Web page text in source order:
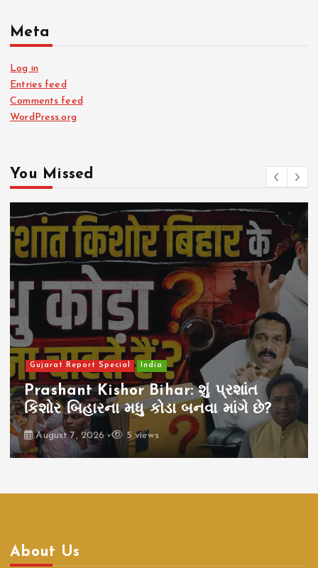
Meta
Log in
Entries feed
Comments feed
WordPress.org
You Missed
Gujarat Report Special India
Prashant Kishor Bihar: શું પ્રશાંત
કિશોર બિહારના મધુ કોડા બનવા માંગે છે?
August 7, 2026 5 views
About Us